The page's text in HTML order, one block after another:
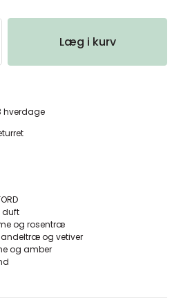
Læg i kurv
hverdage
duft
og rosentræ
og vetiver
og amber